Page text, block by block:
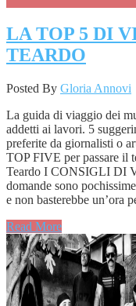
LA TOP 5 DI
TEARDO
Posted By Gloria Annovi
La guida di viaggio dei
addetti ai lavori. 5
preferite da giornalisti o
TOP FIVE per passare il
Teardo I CONSIGLI DI
domande sono
e non basterebbe un’ora
Read More